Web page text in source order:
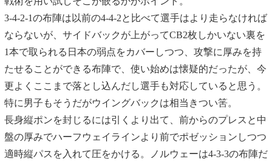
3-4-2-1の布陣は以前の4-4-2と比べて選手はより走らなければ
ならないが、サイドバックが上がってCB2枚しかいない裏を
1本で取られる日本の弱点をカバーしつつ、攻撃に厚みを持
たせることができる布陣で、使い始めは懐疑的だったが、今
更よくここまで落とし込んだし選手も対応していると思う。
特に男子もそうだがウイングバックは相当きつい筈。
長身縦ポンを封じるには引くより出て、前からのプレスと中
盤の厚みでハーフウェイラインより前でポゼッションしつつ
適時縦パスを入れて圧をかける。ノルウェーは4-3-3の布陣だ